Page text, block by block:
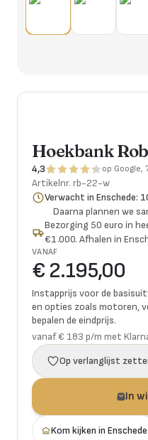
Hoekbank
4,3 op Google,
Artikelnr. rb-22-w
Verwacht in Enschede:
Daarna plannen we
Bezorging 50 euro in
€1.000. Afhalen in
VANAF
€ 2.195,00
Instapprijs voor de
en opties zoals motoren,
bepalen de eindprijs.
vanaf € 183 p/m met
Op verlanglijst
In
Kom kijken in Enschede